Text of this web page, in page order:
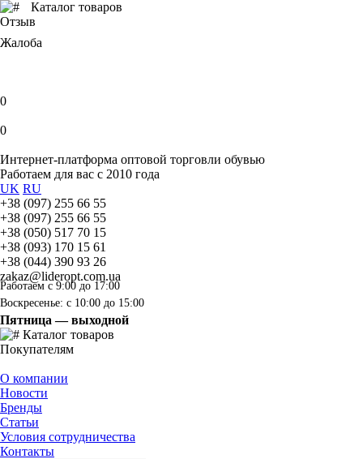
Каталог товаров
Отзыв
Жалоба
0
0
Интернет-платформа оптовой торговли обувью
Работаем для вас с 2010 года
UK RU
+38 (097) 255 66 55
+38 (097) 255 66 55
+38 (050) 517 70 15
+38 (093) 170 15 61
+38 (044) 390 93 26
zakaz@lideropt.com.ua
Работаем с 9:00 до 17:00
Воскресенье: с 10:00 до 15:00
Пятница — выходной
Каталог товаров
Покупателям
О компании
Новости
Бренды
Статьи
Условия сотрудничества
Контакты